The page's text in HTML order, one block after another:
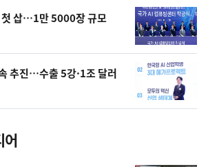
삽…1만 5000장 규모
추진…수출 5강·1조 달러
어